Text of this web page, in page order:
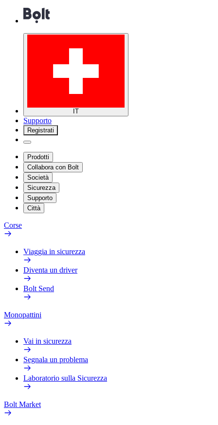
IT
Supporto
Registrati
Prodotti
Collabora con Bolt
Società
Sicurezza
Supporto
Città
Corse
Viaggia in sicurezza
Diventa un driver
Bolt Send
Monopattini
Vai in sicurezza
Segnala un problema
Laboratorio sulla Sicurezza
Bolt Market